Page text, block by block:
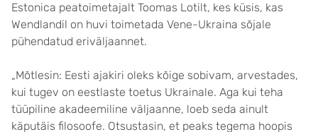
Estonica peatoimetajalt Toomas Lotilt, kes küsis, kas
Wendlandil on huvi toimetada Vene-Ukraina sõjale
pühendatud eriväljaannet.
„Mõtlesin: Eesti ajakiri oleks kõige sobivam, arvestades,
kui tugev on eestlaste toetus Ukrainale. Aga kui teha
tüüpiline akadeemiline väljaanne, loeb seda ainult
käputäis filosoofe. Otsustasin, et peaks tegema hoopis